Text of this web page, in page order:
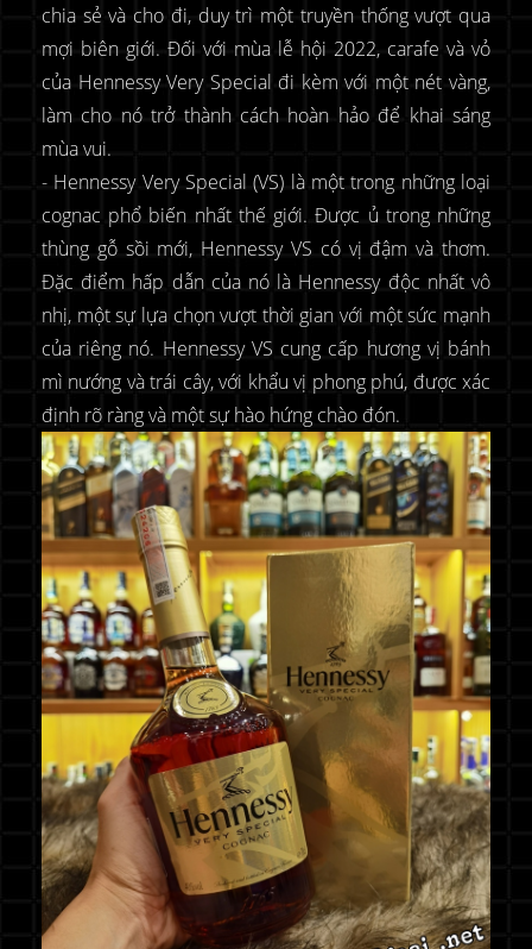
chia sẻ và cho đi, duy trì một truyền thống vượt qua
mợi biên giới. Đối với mùa lễ hội 2022, carafe và vỏ
của Hennessy Very Special đi kèm với một nét vàng,
làm cho nó trở thành cách hoàn hảo để khai sáng
mùa vui.
- Hennessy Very Special (VS) là một trong những loại
cognac phổ biến nhất thế giới. Được ủ trong những
thùng gỗ sồi mới, Hennessy VS có vị đậm và thơm.
Đặc điểm hấp dẫn của nó là Hennessy độc nhất vô
nhị, một sự lựa chọn vượt thời gian với một sức mạnh
của riêng nó. Hennessy VS cung cấp hương vị bánh
mì nướng và trái cây, với khẩu vị phong phú, được xác
định rõ ràng và một sự hào hứng chào đón.